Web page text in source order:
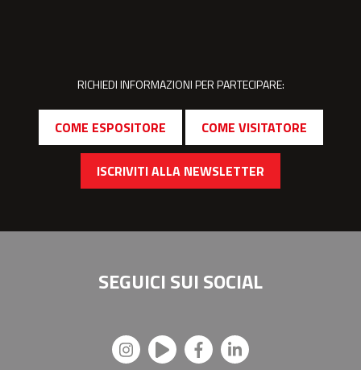
RICHIEDI INFORMAZIONI PER PARTECIPARE:
COME ESPOSITORE COME VISITATORE
ISCRIVITI ALLA NEWSLETTER
SEGUICI SUISOCIAL